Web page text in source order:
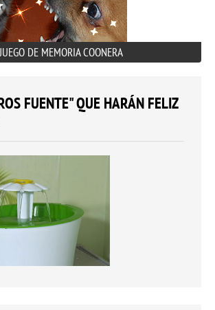
JUEGO DE MEMORIA COONERA
FUENTE" QUE HARÁN FELIZ